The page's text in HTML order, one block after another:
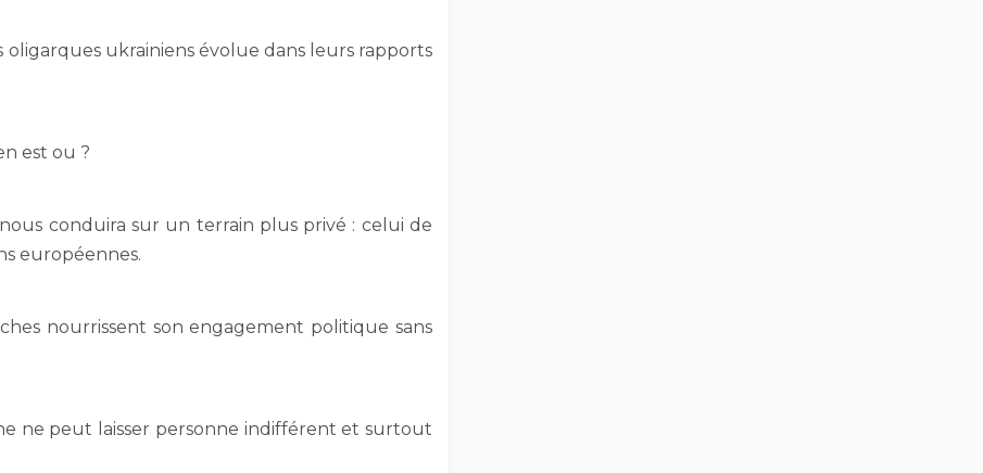
ukrainiens évolue dans leurs rapports
est ou ?
conduira sur un terrain plus privé : celui de
européennes.
nourrissent son engagement politique sans
ne peut laisser personne indifférent et surtout